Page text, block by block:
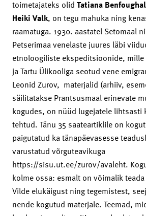
toimetajateks olid Tatiana
Heiki Valk, on tegu mahuka ning
raamatuga. 1930. aastatel Setomaal
Petserimaa venelaste juures läbi
etnoloogiliste ekspeditsioonide, mille
ja Tartu Ülikooliga seotud vene
Leonid Zurov, materjalid (arhiiv,
säilitatakse Prantsusmaal erinevate
kogudes, on nüüd lugejatele lihtsasti
tehtud. Tänu 35 saateartiklile on
paigutatud ka tänapäevasesse
varustatud võrguteavikuga
https://sisu.ut.ee/zurov/avaleht.
kolme ossa: esmalt on võimalik
Vilde elukäigust ning tegemistest,
nende kogutud materjale. Teemad,